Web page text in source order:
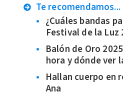
Te recomendamos...
¿Cuáles bandas
Festival de la Luz
Balón de Oro
hora y dónde ver
Hallan cuerpo en
Ana